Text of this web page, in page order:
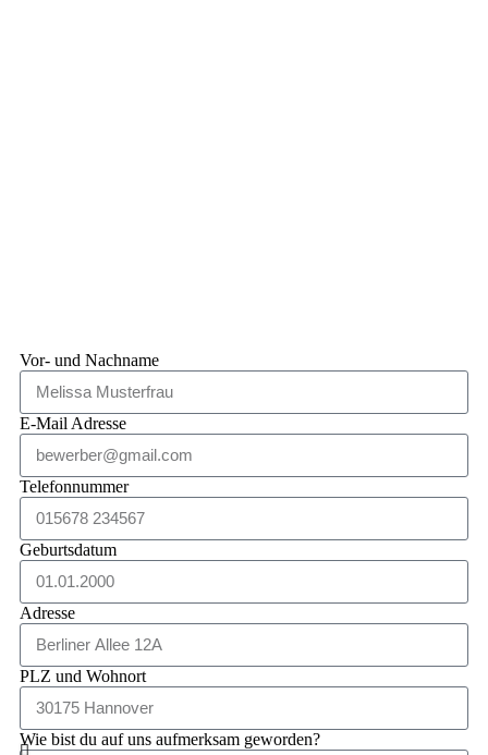
Vor- und Nachname
E-Mail Adresse
Telefonnummer
Geburtsdatum
Adresse
PLZ und Wohnort
Wie bist du auf uns aufmerksam geworden?